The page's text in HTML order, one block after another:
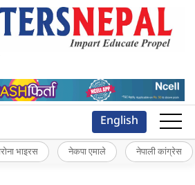
English
भाइरस नेकपा एमाले नेपाली कांग्रेस